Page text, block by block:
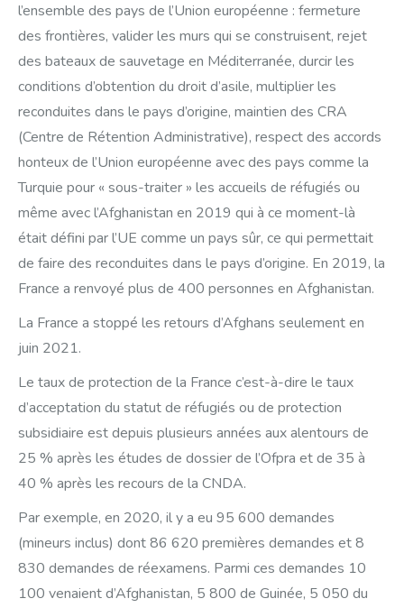
l’ensemble des pays de l’Union européenne : fermeture
des frontières, valider les murs qui se construisent, rejet
des bateaux de sauvetage en Méditerranée, durcir les
conditions d’obtention du droit d’asile, multiplier les
reconduites dans le pays d’origine, maintien des CRA
(Centre de Rétention Administrative), respect des accords
honteux de l’Union européenne avec des pays comme la
Turquie pour « sous-traiter » les accueils de réfugiés ou
même avec l’Afghanistan en 2019 qui à ce moment-là
était défini par l’UE comme un pays sûr, ce qui permettait
de faire des reconduites dans le pays d’origine. En 2019, la
France a renvoyé plus de 400 personnes en Afghanistan.
La France a stoppé les retours d’Afghans seulement en
juin 2021.
Le taux de protection de la France c’est-à-dire le taux
d’acceptation du statut de réfugiés ou de protection
subsidiaire est depuis plusieurs années aux alentours de
25 % après les études de dossier de l’Ofpra et de 35 à
40 % après les recours de la CNDA.
Par exemple, en 2020, il y a eu 95 600 demandes
(mineurs inclus) dont 86 620 premières demandes et 8
830 demandes de réexamens. Parmi ces demandes 10
100 venaient d’Afghanistan, 5 800 de Guinée, 5 050 du